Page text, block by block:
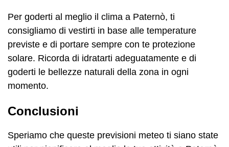
Per goderti al meglio il clima a Paternò, ti
consigliamo di vestirti in base alle temperature
previste e di portare sempre con te protezione
solare. Ricorda di idratarti adeguatamente e di
goderti le bellezze naturali della zona in ogni
momento.
Conclusioni
Speriamo che queste previsioni meteo ti siano state